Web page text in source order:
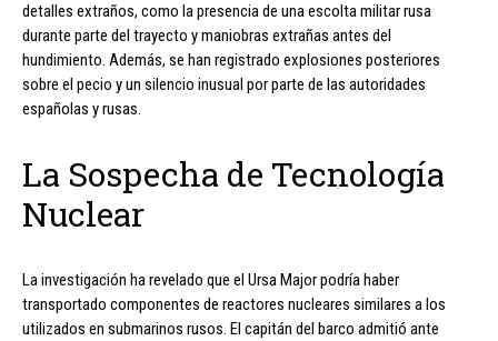
detalles extraños, como la presencia de una escolta militar rusa
durante parte del trayecto y maniobras extrañas antes del
hundimiento. Además, se han registrado explosiones posteriores
sobre el pecio y un silencio inusual por parte de las autoridades
españolas y rusas.
La Sospecha de Tecnología
Nuclear
La investigación ha revelado que el Ursa Major podría haber
transportado componentes de reactores nucleares similares a los
utilizados en submarinos rusos. El capitán del barco admitió ante